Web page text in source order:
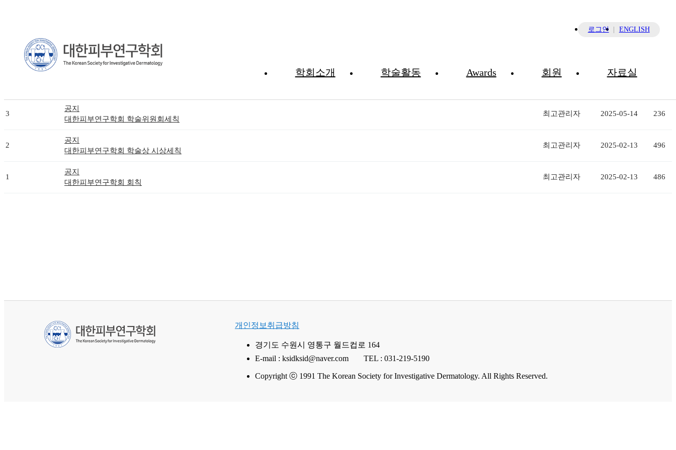
ENGLISH
로그인
학회소개 학술활동 Awards 회원 자료실
게시물 검색
3
공지
대한피부연구학회 학술위원회세칙
최고관리자 2025-05-14 236
2
공지
대한피부연구학회 학술상 시상세칙
최고관리자 2025-02-13 496
1
공지
대한피부연구학회 회칙
최고관리자 2025-02-13 486
개인정보취급방침
경기도 수원시 영통구 월드컵로 164
E-mail : ksidksid@naver.com
TEL : 031-219-5190
Copyright ⓒ 1991 The Korean Society for Investigative Dermatology. All Rights Reserved.